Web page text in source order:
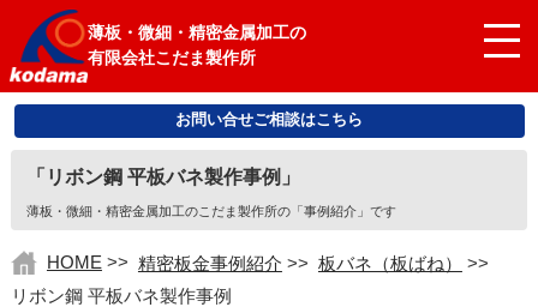
薄板・微細・精密金属加工の
有限会社こだま製作所
お問い合せご相談はこちら
「リボン鋼 平板バネ製作事例」
薄板・微細・精密金属加工のこだま製作所の「事例紹介」です
HOME >> 精密板金事例紹介 >> 板バネ（板ばね）
>>
リボン鋼 平板バネ製作事例